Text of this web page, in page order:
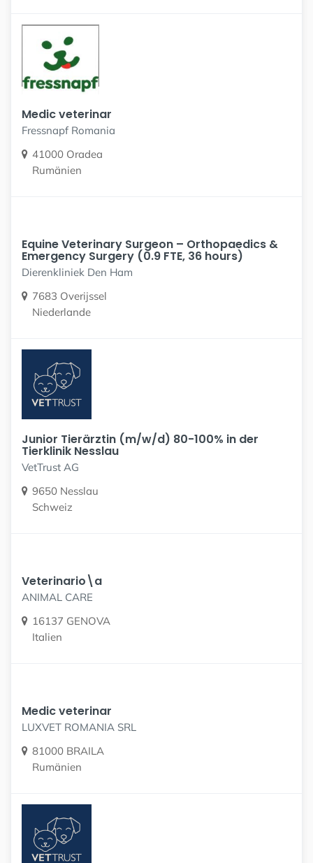
Medic veterinar
Fressnapf Romania
41000 Oradea
Rumänien
Equine Veterinary Surgeon – Orthopaedics &
Emergency Surgery (0.9 FTE, 36 hours)
Dierenkliniek Den Ham
7683 Overijssel
Niederlande
Junior Tierärztin (m/w/d) 80-100% in der
Tierklinik Nesslau
VetTrust AG
9650 Nesslau
Schweiz
Veterinario\a
ANIMAL CARE
16137 GENOVA
Italien
Medic veterinar
LUXVET ROMANIA SRL
81000 BRAILA
Rumänien